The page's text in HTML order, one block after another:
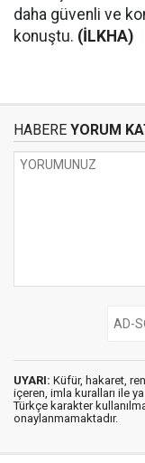
daha güvenli ve
konuştu. (İLKHA)
HABERE YORUM
UYARI: Küfür, hakaret,
içeren, imla kuralları ile
Türkçe karakter
onaylanmamaktadır.